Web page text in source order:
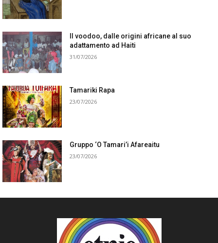
Il voodoo, dalle origini africane al suo
adattamento ad Haiti
31/07/2026
Tamariki Rapa
23/07/2026
Gruppo ‘O Tamari’i Afareaitu
23/07/2026